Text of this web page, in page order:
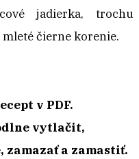
jadierka, trochu
čierne korenie.
v PDF.
vytlačit,
zamazať a zamastiť.